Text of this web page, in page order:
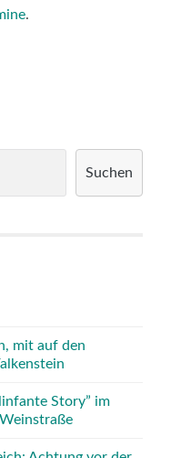
.
Suchen
mit auf den
Story” im